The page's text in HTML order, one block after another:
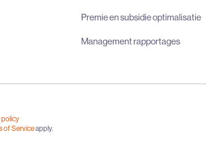
Premie en subsidie optimalisatie
Management rapportages
policy
of Serviceapply.